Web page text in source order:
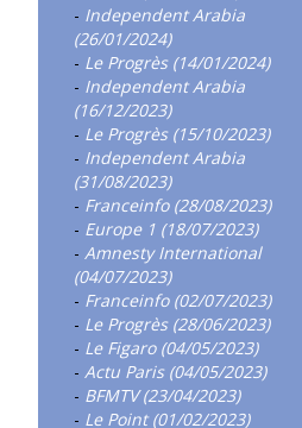
- Independent Arabia
(26/01/2024)
- Le Progrès (14/01/2024)
- Independent Arabia
(16/12/2023)
- Le Progrès (15/10/2023)
- Independent Arabia
(31/08/2023)
- Franceinfo (28/08/2023)
- Europe 1 (18/07/2023)
- Amnesty International
(04/07/2023)
- Franceinfo (02/07/2023)
- Le Progrès (28/06/2023)
- Le Figaro (04/05/2023)
- Actu Paris (04/05/2023)
- BFMTV (23/04/2023)
- Le Point (01/02/2023)